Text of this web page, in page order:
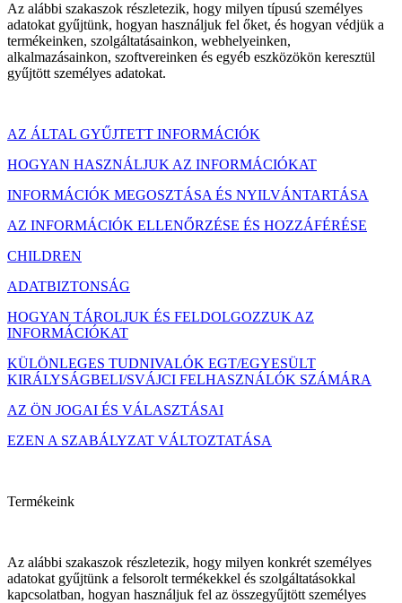
Az alábbi szakaszok részletezik, hogy milyen típusú személyes
adatokat gyűjtünk, hogyan használjuk fel őket, és hogyan védjük a
termékeinken, szolgáltatásainkon, webhelyeinken,
alkalmazásainkon, szoftvereinken és egyéb eszközökön keresztül
gyűjtött személyes adatokat.
AZ ÁLTAL GYŰJTETT INFORMÁCIÓK
HOGYAN HASZNÁLJUK AZ INFORMÁCIÓKAT
INFORMÁCIÓK MEGOSZTÁSA ÉS NYILVÁNTARTÁSA
AZ INFORMÁCIÓK ELLENŐRZÉSE ÉS HOZZÁFÉRÉSE
CHILDREN
ADATBIZTONSÁG
HOGYAN TÁROLJUK ÉS FELDOLGOZZUK AZ
INFORMÁCIÓKAT
KÜLÖNLEGES TUDNIVALÓK EGT/EGYESÜLT
KIRÁLYSÁGBELI/SVÁJCI FELHASZNÁLÓK SZÁMÁRA
AZ ÖN JOGAI ÉS VÁLASZTÁSAI
EZEN A SZABÁLYZAT VÁLTOZTATÁSA
Termékeink
Az alábbi szakaszok részletezik, hogy milyen konkrét személyes
adatokat gyűjtünk a felsorolt termékekkel és szolgáltatásokkal
kapcsolatban, hogyan használjuk fel az összegyűjtött személyes